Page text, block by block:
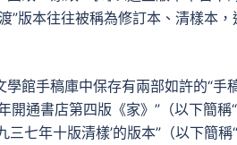
”版本往往被稱為修訂本、清樣本
學館手稿庫中保存有兩部如許的“
開通書店第四版《家》”（以下簡
三七年十版清樣’的版本”（以下簡稱